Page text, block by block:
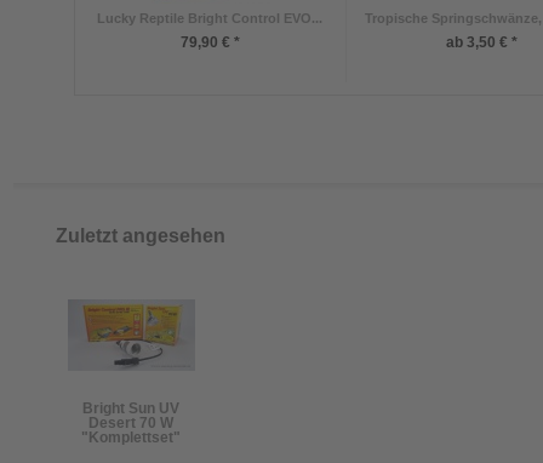
Lucky Reptile Bright Control EVO...
79,90 € *
Tropische Springschwänze,
ab 3,50 € *
Zuletzt angesehen
Bright Sun UV
Desert 70 W
"Komplettset"